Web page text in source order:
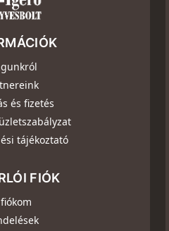
és fizetés
tájékoztató
FIÓK